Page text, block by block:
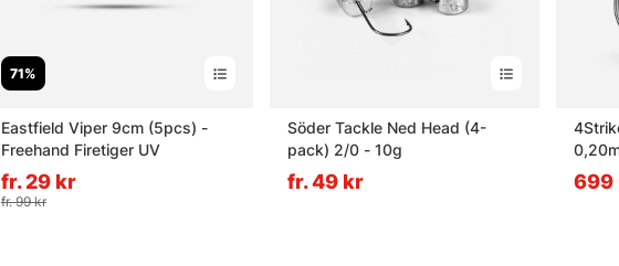
71%
Eastfield Viper 9cm (5pcs) -
Freehand Firetiger UV
fr. 29 kr
fr. 99 kr
Söder Tackle Ned Head (4-
pack) 2/0 - 10g
fr. 49 kr 699